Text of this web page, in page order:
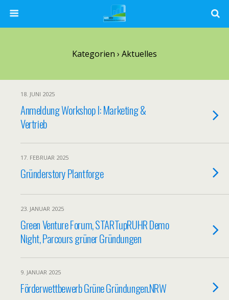
Kategorien › Aktuelles
18. JUNI 2025
Anmeldung Workshop I: Marketing &
Vertrieb
17. FEBRUAR 2025
Gründerstory Plantforge
23. JANUAR 2025
Green Venture Forum, STARTupRUHR Demo
Night, Parcours grüner Gründungen
9. JANUAR 2025
Förderwettbewerb Grüne Gründungen.NRW